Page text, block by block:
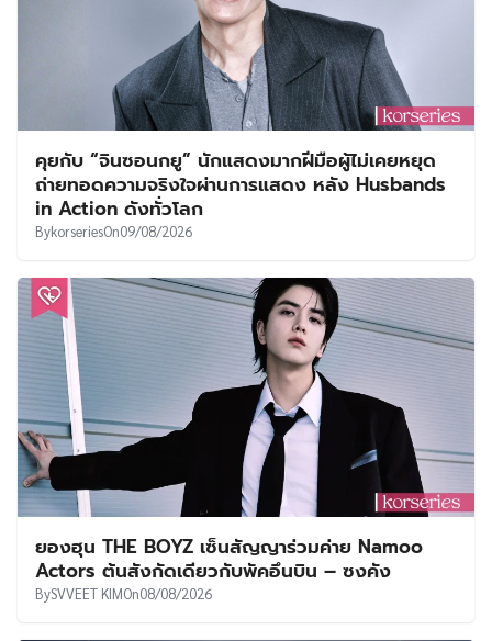
คุยกับ “จินซอนกยู” นักแสดงมากฝีมือผู้ไม่เคยหยุด
ถ่ายทอดความจริงใจผ่านการแสดง หลัง Husbands
in Action ดังทั่วโลก
BykorseriesOn09/08/2026
ยองฮุน THE BOYZ เซ็นสัญญาร่วมค่าย Namoo
Actors ต้นสังกัดเดียวกับพัคอึนบิน – ซงคัง
BySVVEET KIMOn08/08/2026